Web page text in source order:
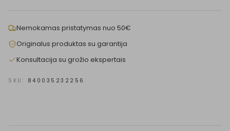
Nemokamas pristatymas nuo 50€
Originalus produktas su garantija
Konsultacija su grožio ekspertais
SKU: 840035232256